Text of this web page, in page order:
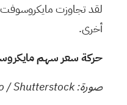
لقد تجاوزت مايكروسوفت
أخرى.
حركة سعر سهم
صورة: FellowNeko / Shutterstock